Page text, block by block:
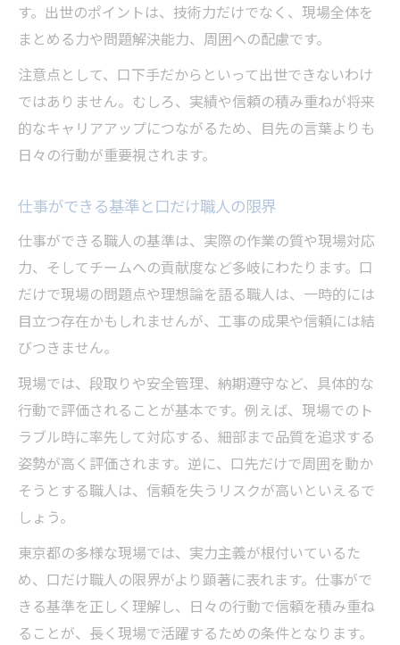
す。出世のポイントは、技術力だけでなく、現場全体を
まとめる力や問題解決能力、周囲への配慮です。
注意点として、口下手だからといって出世できないわけ
ではありません。むしろ、実績や信頼の積み重ねが将来
的なキャリアアップにつながるため、目先の言葉よりも
日々の行動が重要視されます。
仕事ができる基準と口だけ職人の限界
仕事ができる職人の基準は、実際の作業の質や現場対応
力、そしてチームへの貢献度など多岐にわたります。口
だけで現場の問題点や理想論を語る職人は、一時的には
目立つ存在かもしれませんが、工事の成果や信頼には結
びつきません。
現場では、段取りや安全管理、納期遵守など、具体的な
行動で評価されることが基本です。例えば、現場でのト
ラブル時に率先して対応する、細部まで品質を追求する
姿勢が高く評価されます。逆に、口先だけで周囲を動か
そうとする職人は、信頼を失うリスクが高いといえるで
しょう。
東京都の多様な現場では、実力主義が根付いているた
め、口だけ職人の限界がより顕著に表れます。仕事がで
きる基準を正しく理解し、日々の行動で信頼を積み重ね
ることが、長く現場で活躍するための条件となります。